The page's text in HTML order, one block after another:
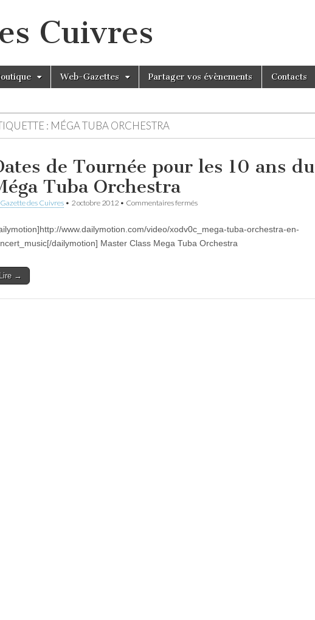
Cuivres
Web-Gazettes Partager vos évènements Contacts
: MÉGA TUBA ORCHESTRA
de Tournée pour les 10 ans du
Tuba Orchestra
Gazette des Cuivres • 2 octobre 2012 • Commentaires ferméssur
Tournée
pour
Tuba
www.dailymotion.com/video/xodv0c_mega-tuba-orchestra-en-
dailymotion] Master Class Mega Tuba Orchestra
Lire →